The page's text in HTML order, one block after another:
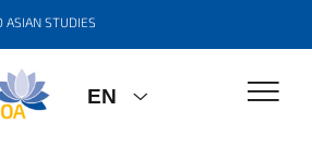
ASIAN STUDIES
EN